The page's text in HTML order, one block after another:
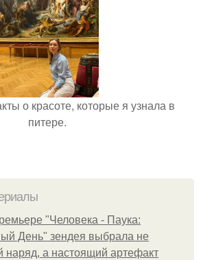
о красоте, которые я узнала в
питере.
"Человека - Паука:
День" зендея выбрала не
наряд, а настоящий артефакт